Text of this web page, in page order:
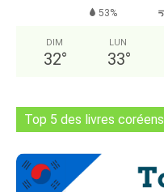
53%
DIM
32°
LUN
33°
Top 5 des livres coréens